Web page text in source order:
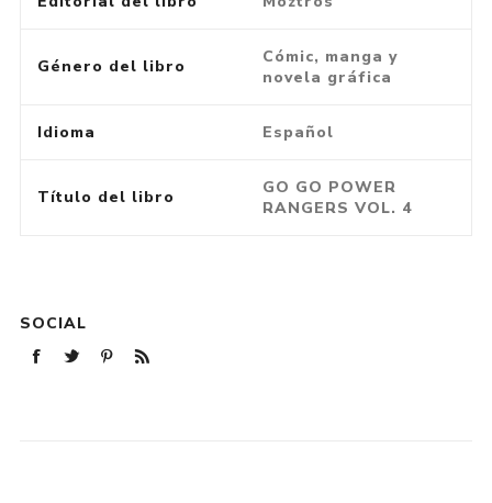
Género del libro
Cómic, manga y
novela gráfica
Idioma Español
Título del libro
GO GO POWER
RANGERS VOL. 4
SOCIAL